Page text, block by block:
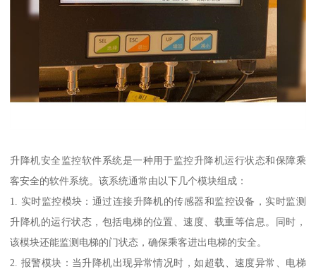
升降机安全监控软件系统是一种用于监控升降机运行状态和保障乘
客安全的软件系统。该系统通常由以下几个模块组成：
1. 实时监控模块：通过连接升降机的传感器和监控设备，实时监测
升降机的运行状态，包括电梯的位置、速度、载重等信息。同时，
该模块还能监测电梯的门状态，确保乘客进出电梯的安全。
2. 报警模块：当升降机出现异常情况时，如超载、速度异常、电梯